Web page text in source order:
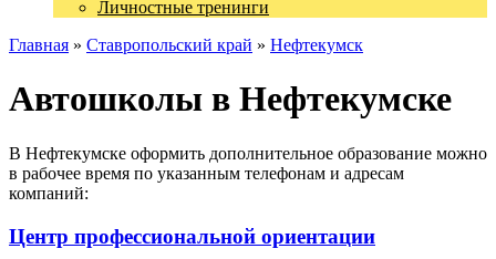
Личностные тренинги
Главная » Ставропольский край » Нефтекумск
Автошколы в Нефтекумске
В Нефтекумске оформить дополнительное образование можно
в рабочее время по указанным телефонам и адресам
компаний:
Центр профессиональной ориентации